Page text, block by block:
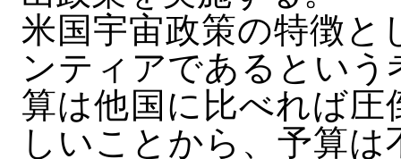
米国宇宙政策の特徴と
ンティアであるとい
算は他国に比べれば圧
しいことから、予算